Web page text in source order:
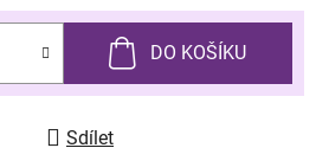
DO KOŠÍKU
Sdílet